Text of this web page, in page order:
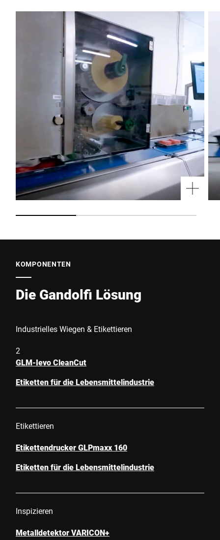
KOMPONENTEN
Die Gandolfi Lösung
Industrielles Wiegen & Etikettieren
2
GLM-Ievo CleanCut
Etiketten für die Lebensmittelindustrie
Etikettieren
Etikettendrucker GLPmaxx 160
Etiketten für die Lebensmittelindustrie
Inspizieren
Metalldetektor VARICON+